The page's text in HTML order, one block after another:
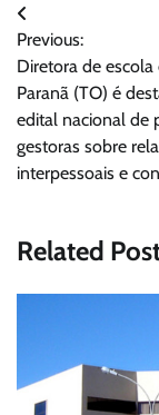
Navegação
de
Post
Previous:
Diretora de escola
Paranã (TO) é
edital nacional de
gestoras sobre
interpessoais e
Related